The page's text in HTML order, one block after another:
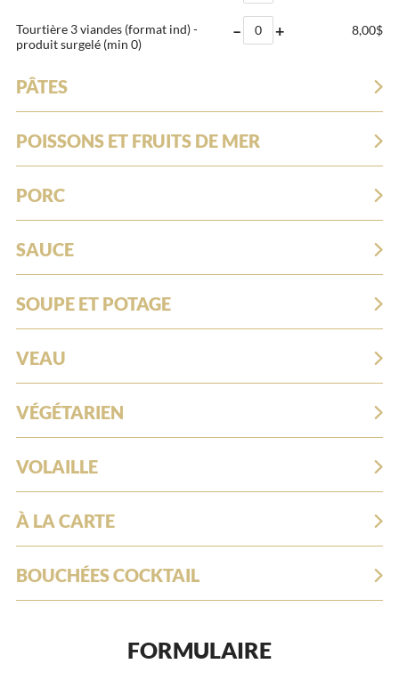
Tourtière 3 viandes (format ind) -
produit surgelé (min 0)
– + 8,00$
PÂTES
POISSONS ET FRUITS DE MER
PORC
SAUCE
SOUPE ET POTAGE
VEAU
VÉGÉTARIEN
VOLAILLE
À LA CARTE
BOUCHÉES COCKTAIL
FORMULAIRE